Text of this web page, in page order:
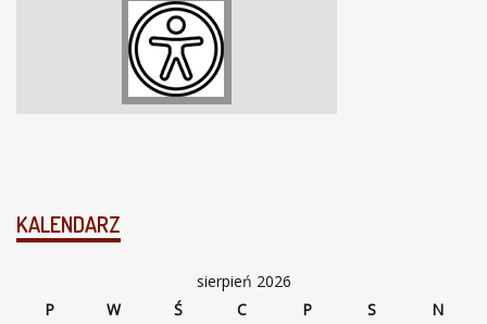
KALENDARZ
sierpień 2026
P
W Ś C P S
N